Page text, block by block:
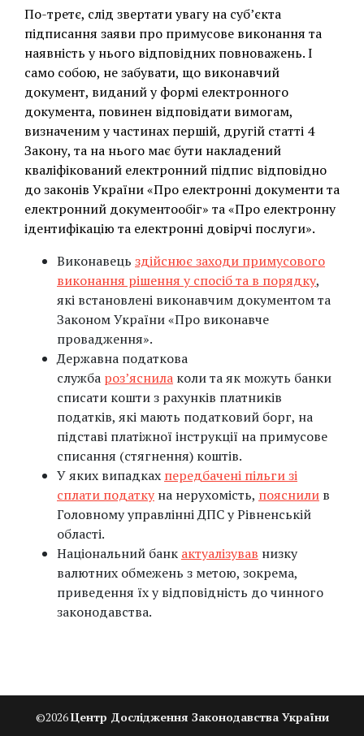
По-третє, слід звертати увагу на суб’єкта
підписання заяви про примусове виконання та
наявність у нього відповідних повноважень. І
само собою, не забувати, що виконавчий
документ, виданий у формі електронного
документа, повинен відповідати вимогам,
визначеним у частинах першій, другій статті 4
Закону, та на нього має бути накладений
кваліфікований електронний підпис відповідно
до законів України «Про електронні документи та
електронний документообіг» та «Про електронну
ідентифікацію та електронні довірчі послуги».
Виконавець здійснює заходи примусового
виконання рішення у спосіб та в порядку,
які встановлені виконавчим документом та
Законом України «Про виконавче
провадження».
Державна податкова
служба роз’яснила коли та як можуть банки
списати кошти з рахунків платників
податків, які мають податковий борг, на
підставі платіжної інструкції на примусове
списання (стягнення) коштів.
У яких випадках передбачені пільги зі
сплати податку на нерухомість, пояснили в
Головному управлінні ДПС у Рівненській
області.
Національний банк актуалізував низку
валютних обмежень з метою, зокрема,
приведення їх у відповідність до чинного
законодавства.
©2026Центр Дослідження Законодавства України